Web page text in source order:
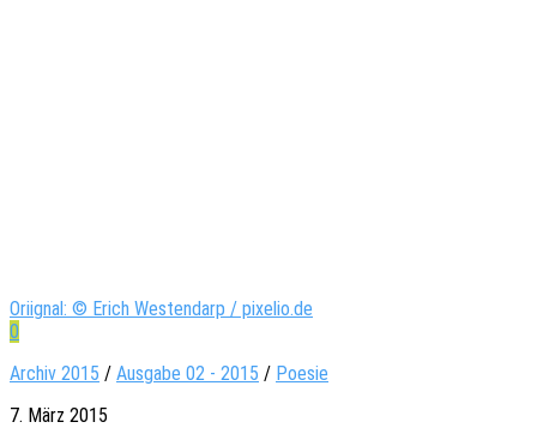
Oriignal: © Erich Westendarp / pixelio.de
0
Archiv 2015 / Ausgabe 02 - 2015 / Poesie
7. März 2015